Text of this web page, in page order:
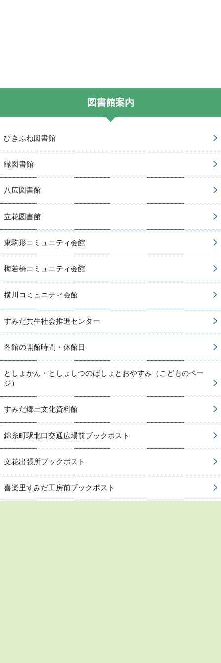
図書館案内
ひきふね図書館
緑図書館
八広図書館
立花図書館
東駒形コミュニティ会館
梅若橋コミュニティ会館
横川コミュニティ会館
すみだ共生社会推進センター
各館の開館時間・休館日
としょかん・としょしつのばしょとおやすみ（こどものペー
ジ）
すみだ郷土文化資料館
錦糸町駅北口交通広場前ブックポスト
文花出張所ブックポスト
喜楽里すみだ工房前ブックポスト